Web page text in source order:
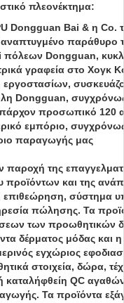
πλεονέκτημα:
Dongguan Bai & η Co.
παράθυρο
Dongguan,
γραφεία στο Χογκ
Dongguan,
προσωπικό 120
εμπόριο,
παραγωγής μας
παροχή της
και της
επιθεώρηση, σύστημα
πώλησης. Τα
των προωθητικών
δέρματος μόδας και
εγχώριος
στοιχεία, δώρα,
καταλήφθείη QC
Τα προϊόντα